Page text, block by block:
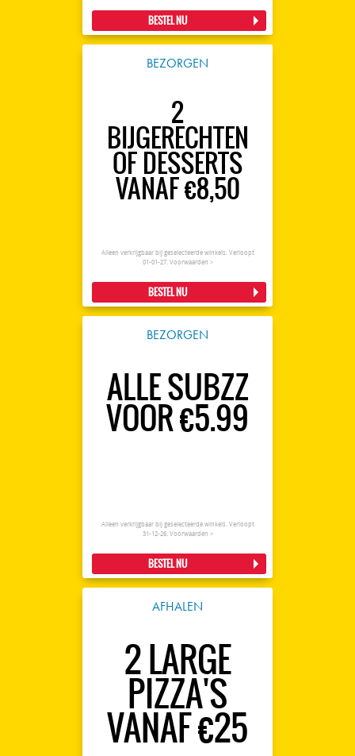
BESTEL NU
BEZORGEN
2
BIJGERECHTEN
OF DESSERTS
VANAF €8,50
Alleen verkrijgbaar bij geselecteerde winkels. Verloopt
01-01-27. Voorwaarden >
BESTEL NU
BEZORGEN
ALLE SUBZZ
VOOR €5.99
Alleen verkrijgbaar bij geselecteerde winkels. Verloopt
31-12-26. Voorwaarden >
BESTEL NU
AFHALEN
2 LARGE
PIZZA'S
VANAF €25